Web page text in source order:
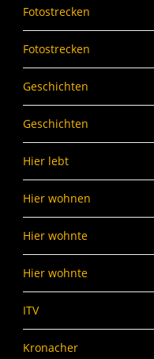
Fotostrecken
Fotostrecken
Geschichten
Geschichten
Hier lebt
Hier wohnen
Hier wohnte
Hier wohnte
ITV
Kronacher